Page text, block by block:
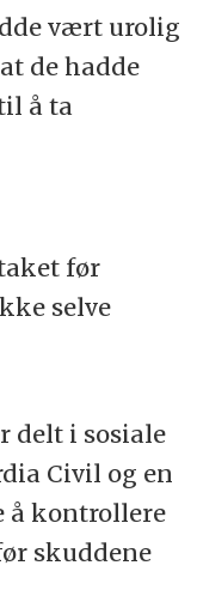
vært urolig
de hadde
å ta
før
selve
delt i sosiale
Civil og en
å kontrollere
skuddene